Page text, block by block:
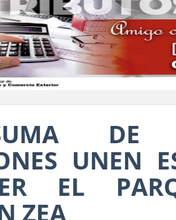
DE
UNEN
EL
ZEA